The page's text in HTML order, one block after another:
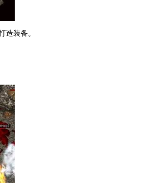
造装备。